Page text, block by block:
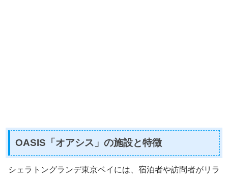
OASIS「オアシス」の施設と特徴
シェラトングランデ東京ベイには、宿泊者や訪問者がリラ